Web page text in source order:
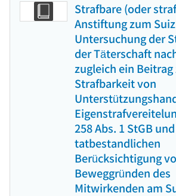
Strafbare (oder
Anstiftung zum
Untersuchung der
der Täterschaft
zugleich ein Beitrag
Strafbarkeit von
258 Abs. 1 StGB
tatbestandlichen
Berücksichtigung
Beweggründen des
Mitwirkenden am